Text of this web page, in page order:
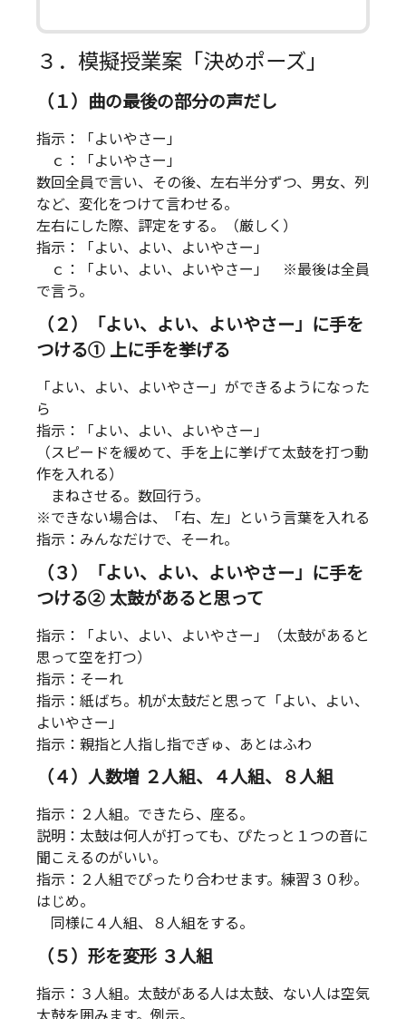
３．模擬授業案「決めポーズ」
（１）曲の最後の部分の声だし
指示：「よいやさー」
ｃ：「よいやさー」
数回全員で言い、その後、左右半分ずつ、男女、列
など、変化をつけて言わせる。
左右にした際、評定をする。（厳しく）
指示：「よい、よい、よいやさー」
ｃ：「よい、よい、よいやさー」 ※最後は全員
で言う。
（２）「よい、よい、よいやさー」に手を
つける① 上に手を挙げる
「よい、よい、よいやさー」ができるようになった
ら
指示：「よい、よい、よいやさー」
（スピードを緩めて、手を上に挙げて太鼓を打つ動
作を入れる）
まねさせる。数回行う。
※できない場合は、「右、左」という言葉を入れる
指示：みんなだけで、そーれ。
（３）「よい、よい、よいやさー」に手を
つける② 太鼓があると思って
指示：「よい、よい、よいやさー」（太鼓があると
思って空を打つ）
指示：そーれ
指示：紙ばち。机が太鼓だと思って「よい、よい、
よいやさー」
指示：親指と人指し指でぎゅ、あとはふわ
（４）人数増 ２人組、４人組、８人組
指示：２人組。できたら、座る。
説明：太鼓は何人が打っても、ぴたっと１つの音に
聞こえるのがいい。
指示：２人組でぴったり合わせます。練習３０秒。
はじめ。
同様に４人組、８人組をする。
（５）形を変形 ３人組
指示：３人組。太鼓がある人は太鼓、ない人は空気